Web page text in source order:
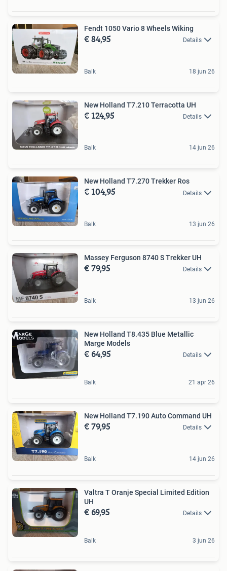
Fendt 1050 Vario 8 Wheels Wiking
€ 84,95 Details
Balk 18 jun 26
New Holland T7.210 Terracotta UH
€ 124,95 Details
Balk 14 jun 26
New Holland T7.270 Trekker Ros
€ 104,95 Details
Balk 13 jun 26
Massey Ferguson 8740 S Trekker UH
€ 79,95 Details
Balk 13 jun 26
New Holland T8.435 Blue Metallic
Marge Models
€ 64,95 Details
Balk 21 apr 26
New Holland T7.190 Auto Command UH
€ 79,95 Details
Balk 14 jun 26
Valtra T Oranje Special Limited Edition
UH
€ 69,95 Details
Balk 3 jun 26